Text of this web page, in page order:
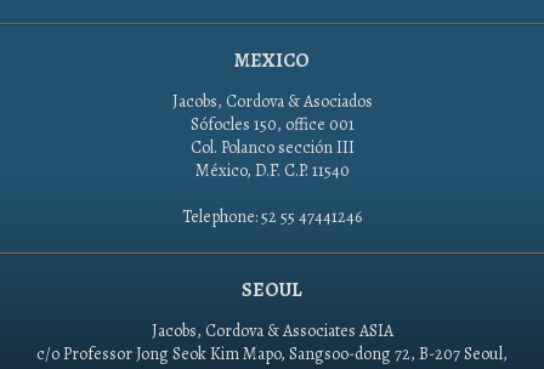
MEXICO
Jacobs, Cordova & Asociados
Sófocles 150, office 001
Col. Polanco sección III
México, D.F. C.P. 11540
Telephone: 52 55 47441246
SEOUL
Jacobs, Cordova & Associates ASIA
c/o Professor Jong Seok Kim Mapo, Sangsoo-dong 72, B-207 Seoul,